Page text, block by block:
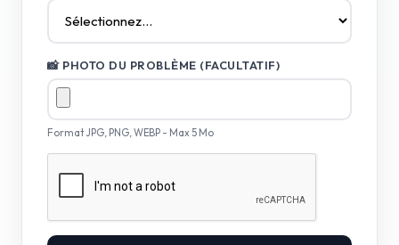
📸 PHOTO DU PROBLÈME (FACULTATIF)
Format JPG, PNG, WEBP - Max 5 Mo